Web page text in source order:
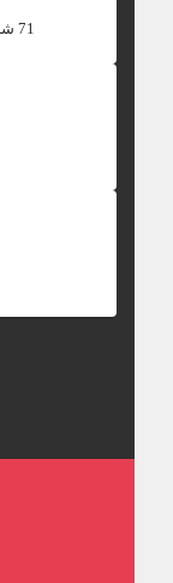
‎71 شارع محرم بك - محرم بك. الاسكندريه